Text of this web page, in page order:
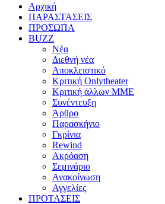
Αρχική
ΠΑΡΑΣΤΑΣΕΙΣ
ΠΡΟΣΩΠΑ
BUZZ
Νέα
Διεθνή νέα
Αποκλειστικό
Κριτική Onlytheater
Κριτική άλλων ΜΜΕ
Συνέντευξη
Άρθρο
Παρασκήνιο
Γκρίνια
Rewind
Ακρόαση
Σεμινάριο
Ανακοίνωση
Αγγελίες
ΠΡΟΤΑΣΕΙΣ